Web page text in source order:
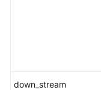
down_stream